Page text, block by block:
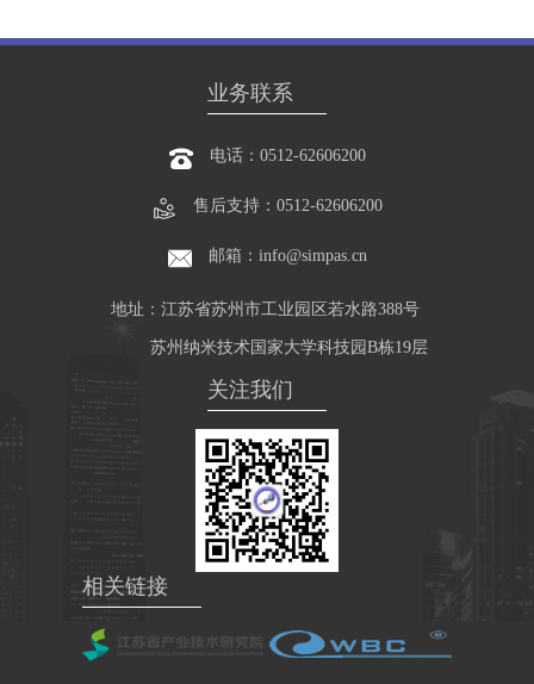
业务联系
电话：0512-62606200
售后支持：0512-62606200
邮箱：info@simpas.cn
地址：江苏省苏州市工业园区若水路388号
苏州纳米技术国家大学科技园B栋19层
关注我们
相关链接